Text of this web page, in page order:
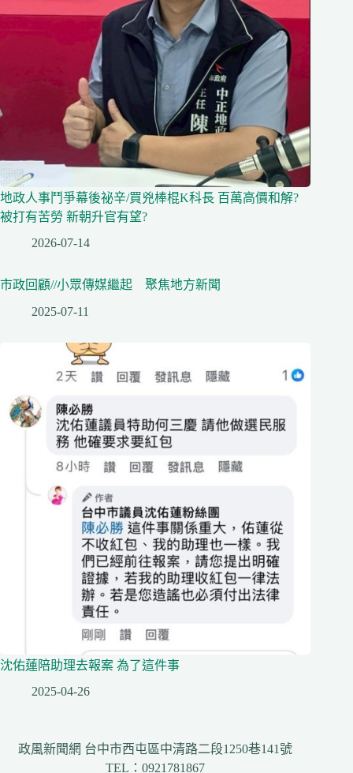
地政人事鬥爭幕後祕辛/買兇棒棍K科長 百萬高價和解?
被打有苦勞 新朝升官有望?
2026-07-14
市政回顧//小眾傳媒繼起 聚焦地方新聞
2025-07-11
沈佑蓮陪助理去報案 為了這件事
2025-04-26
政風新聞網 台中市西屯區中清路二段1250巷141號
TEL：0921781867